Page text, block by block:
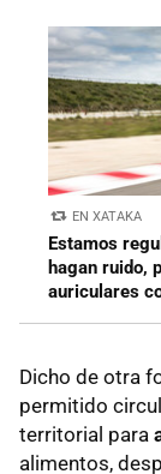
EN XATAKA
Estamos
hagan ruido,
auriculares
Dicho de otra
permitido
territorial para
alimentos,